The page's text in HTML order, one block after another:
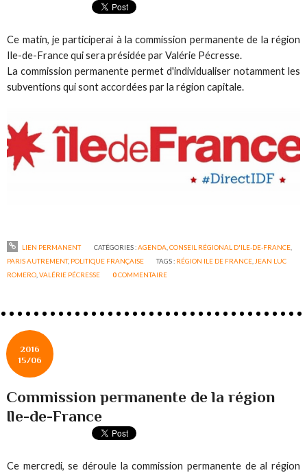
Ce matin, je participerai à la commission permanente de la région
Ile-de-France qui sera présidée par Valérie Pécresse.
La commission permanente permet d'individualiser notamment les
subventions qui sont accordées par la région capitale.
LIEN PERMANENT CATÉGORIES :AGENDA CONSEIL RÉGIONAL D'ILE-DE-FRANCE,
PARIS AUTREMENT, POLITIQUE FRANÇAISE TAGS : RÉGION ILE DE FRANCE JEAN LUC
ROMERO ,VALÉRIE PÉCRESSE 0COMMENTAIRE
2016
15/06
Commission permanente de la région
Ile-de-France
Ce mercredi, se déroule la commission permanente de al région